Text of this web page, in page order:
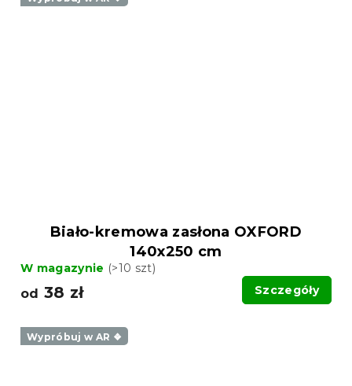
Biało-kremowa zasłona OXFORD
140x250 cm
W magazynie (>10 szt)
od 38 zł Szczegóły
Wypróbuj w AR ❖